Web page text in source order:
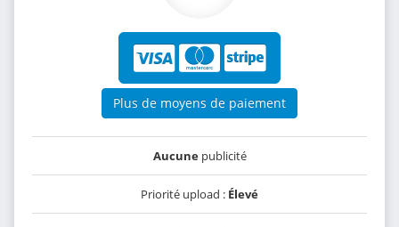
Plus de moyens de paiement
Aucunepublicité
Priorité upload : Élevé